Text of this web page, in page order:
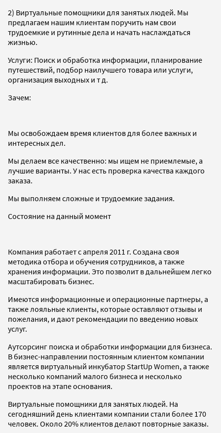
2) Виртуальные помощники для занятых людей. Мы
предлагаем нашим клиентам поручить нам свои
трудоемкие и рутинные дела и начать наслаждаться
жизнью.
Услуги: Поиск и обработка информации, планирование
путешествий, подбор наилучшего товара или услуги,
организация выходных и т д.
Зачем:
Мы освобождаем время клиентов для более важных и
интересных дел.
Мы делаем все качественно: мы ищем не приемлемые, а
лучшие варианты. У нас есть проверка качества каждого
заказа.
Мы выполняем сложные и трудоемкие задания.
Состояние на данный момент
Компания работает с апреля 2011 г. Создана своя
методика отбора и обучения сотрудников, а также
хранения информации. Это позволит в дальнейшем легко
масштабировать бизнес.
Имеются информационные и операционные партнеры, а
также лояльные клиенты, которые оставляют отзывы и
пожелания, и дают рекомендации по введению новых
услуг.
Аутсорсинг поиска и обработки информации для бизнеса.
В бизнес-направлении постоянным клиентом компании
является виртуальный инкубатор StartUp Women, а также
несколько компаний малого бизнеса и несколько
проектов на этапе основания.
Виртуальные помощники для занятых людей. На
сегодняшний день клиентами компании стали более 170
человек. Около 20% клиентов делают повторные заказы.